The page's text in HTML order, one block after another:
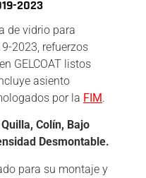
2023
de vidrio para
2023, refuerzos
GELCOAT listos
asiento
por la FIM.
Colín, Bajo
Desmontable.
para su montaje y